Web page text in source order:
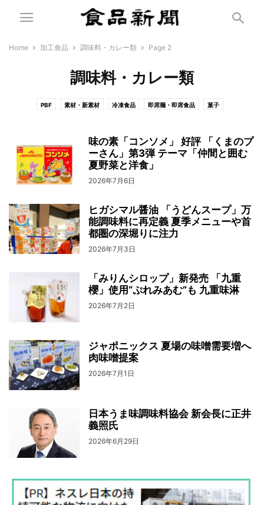
Home 加工食品 調味料・カレー類 Page 2
調味料・カレー類
PBF 素材・新素材 冷凍食品 即席麺・即席食品 菓子
砂糖 ハチミツ 調味料・カレー類
新素材 チルド その他加工食 味噌 日配 ふりかけ 餅
味の素「コンソメ」 好評 「くまのプ
ーさん」第3弾 テーマ「仲間と囲む
夏野菜と洋食」
2026年7月6日
ヒガシマル醤油 「うどんスープ」万
能調味料に再定義 夏季メニューや首
都圏の深堀りに注力
2026年7月3日
「みりんシロップ」新発売 「九重
櫻」使用“ぷれみあむ”も 九重味淋
2026年7月2日
ジャポニックス 夏場の味噌需要増へ
肉味噌提案
2026年7月1日
日本うま味調味料協会 新会長に正井
義照氏
2026年6月29日